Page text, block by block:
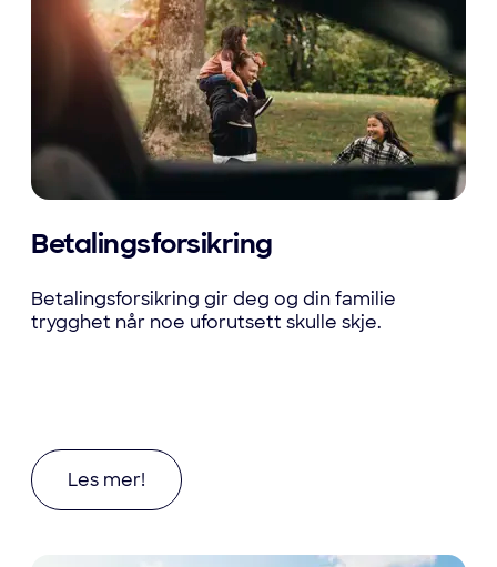
Betalingsforsikring
Betalingsforsikring gir deg og din familie
trygghet når noe uforutsett skulle skje.
Les mer om Betalingsforsikring
Les mer!